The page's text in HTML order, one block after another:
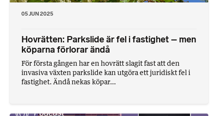
05 JUN 2025
Hovrätten: Parkslide är fel i fastighet – men
köparna förlorar ändå
För första gången har en hovrätt slagit fast att den
invasiva växten parkslide kan utgöra ett juridiskt fel i
fastighet. Ändå nekas köpar...